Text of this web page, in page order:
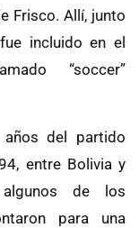
Frisco. Allí, junto
incluido en el
“soccer”
del partido
entre Bolivia y
de los
para una